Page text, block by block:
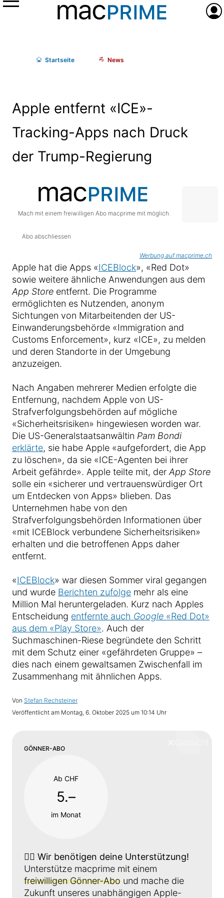
Menü
Startseite News
Apple entfernt «ICE»-
Tracking-Apps nach Druck
der Trump-Regierung
Mach mit einem freiwilligen Abo macprime mit möglich.
Abo abschliessen
Werbung auf macprime.ch
Apple hat die Apps «ICEBlock», «Red Dot»
sowie weitere ähnliche Anwendungen aus dem
App Store entfernt. Die Programme
ermöglichten es Nutzenden, anonym
Sichtungen von Mitarbeitenden der US-
Einwanderungsbehörde «Immigration and
Customs Enforcement», kurz «ICE», zu melden
und deren Standorte in der Umgebung
anzuzeigen.
Nach Angaben mehrerer Medien erfolgte die
Entfernung, nachdem Apple von US-
Strafverfolgungsbehörden auf mögliche
«Sicherheitsrisiken» hingewiesen worden war.
Die US-Generalstaatsanwältin Pam Bondi
erklärte, sie habe Apple «aufgefordert, die App
zu löschen», da sie «ICE-Agenten bei ihrer
Arbeit gefährde». Apple teilte mit, der App Store
solle ein «sicherer und vertrauenswürdiger Ort
um Entdecken von Apps» blieben. Das
Unternehmen habe von den
Strafverfolgungsbehörden Informationen über
«mit ICEBlock verbundene Sicherheitsrisiken»
erhalten und die betroffenen Apps daher
entfernt.
«ICEBlock» war diesen Sommer viral gegangen
und wurde Berichten zufolge mehr als eine
Million Mal heruntergeladen. Kurz nach Apples
Entscheidung entfernte auch Google «Red Dot»
aus dem «Play Store». Auch der
Suchmaschinen-Riese begründete den Schritt
mit dem Schutz einer «gefährdeten Gruppe» –
dies nach einem gewaltsamen Zwischenfall im
Zusammenhang mit ähnlichen Apps.
Von Stefan Rechsteiner
Veröffentlicht am Montag, 6. Oktober 2025 um 10:14 Uhr
GÖNNER-ABO
Ab CHF
5.–
im Monat
👉🏼 Wir benötigen deine Unterstützung!
Unterstütze macprime mit einem
freiwilligen Gönner-Abo und mache die
Zukunft unseres unabhängigen Apple-